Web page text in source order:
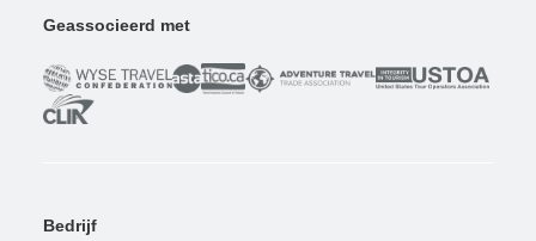
Geassocieerd met
Bedrijf